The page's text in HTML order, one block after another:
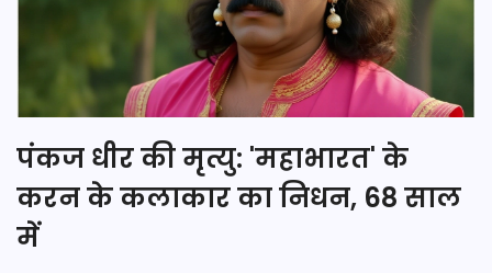
पंकज धीर की मृत्यु: 'महाभारत' के
करन के कलाकार का निधन, 68 साल
में